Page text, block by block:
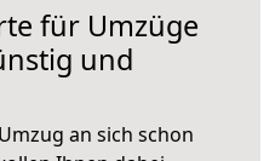
für Umzüge
und
an sich schon